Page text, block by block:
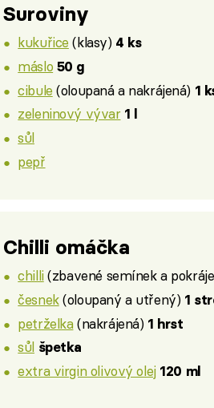
Suroviny
kukuřice (klasy) 4 ks
máslo 50 g
cibule (oloupaná a nakrájená) 1
zeleninový vývar 1 l
sůl
pepř
Chilli omáčka
chilli(zbavené semínek a
česnek(oloupaný a utřený) 1
petrželka(nakrájená) 1 hrst
sůl špetka
extra virgin olivový olej 120 ml